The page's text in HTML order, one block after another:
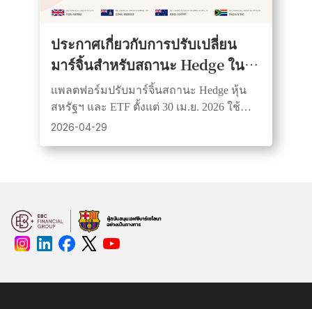
ประกาศเกี่ยวกับการปรับเปลี่ยน
มาร์จิ้นสำหรับสถานะ Hedge ใน
หุ้นสหรัฐฯ และ ETF
แพลตฟอร์มปรับมาร์จิ้นสถานะ Hedge หุ้น
สหรัฐฯ และ ETF ตั้งแต่ 30 เม.ย. 2026 ใช้
แบบฝั่งเดียว เพิ่มความเสี่ยงมาร์จิ้น ลูกค้า
2026-04-29